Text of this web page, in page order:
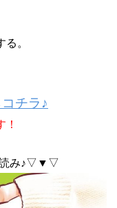
。
チラ♪
読み♪▽▼▽